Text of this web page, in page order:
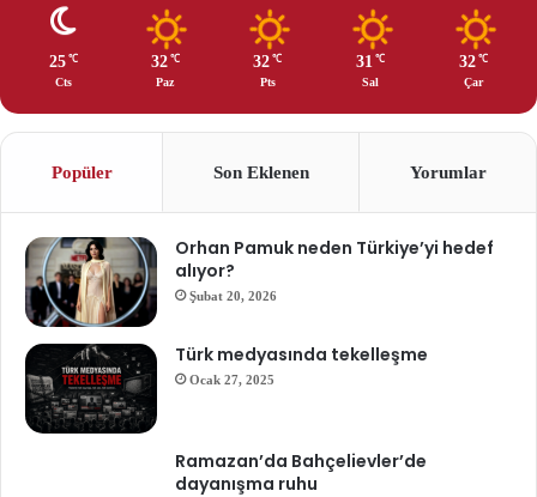
25 ℃
Cts
32 ℃
Paz
32 ℃
Pts
31 ℃
Sal
32 ℃
Çar
Popüler Son Eklenen Yorumlar
Orhan Pamuk neden Türkiye’yi hedef
alıyor?
Şubat 20, 2026
Türk medyasında tekelleşme
Ocak 27, 2025
Ramazan’da Bahçelievler’de
dayanışma ruhu